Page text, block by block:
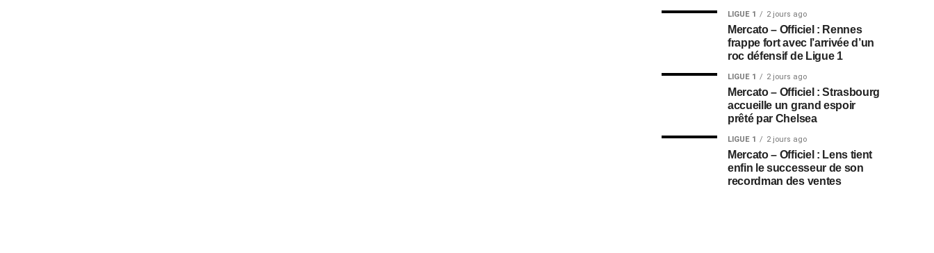
LIGUE 1 2 jours ago
Mercato – Officiel : Rennes
frappe fort avec l’arrivée d’un
roc défensif de Ligue 1
LIGUE 1 2 jours ago
Mercato – Officiel : Strasbourg
accueille un grand espoir
prêté par Chelsea
LIGUE 1 2 jours ago
Mercato – Officiel : Lens tient
enfin le successeur de son
recordman des ventes